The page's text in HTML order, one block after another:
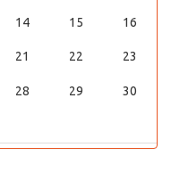
14 15 16
21 22 23
28 29 30